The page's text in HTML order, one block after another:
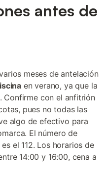
antes de
meses de antelación
en verano, ya que la
Confirme con el anfitrión
pues no todas las
algo de efectivo para
El número de
el 112. Los horarios de
14:00 y 16:00, cena a